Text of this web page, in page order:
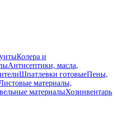
Колера и
Антисептики, масла,
Шпатлевки готовыеПены,
материалы,
материалыХозинвентарь